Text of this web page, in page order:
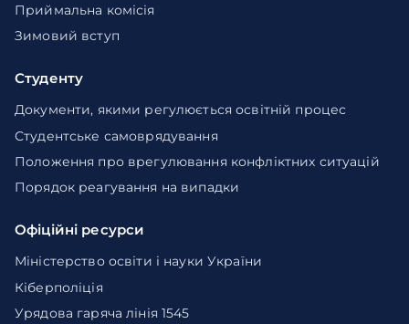
Приймальна комісія
Зимовий вступ
Студенту
Документи, якими регулюється освітній процес
Студентське самоврядування
Положення про врегулювання конфліктних ситуацій
Порядок реагування на випадки
Офіційні ресурси
Міністерство освіти і науки України
Кіберполіція
Урядова гаряча лінія 1545